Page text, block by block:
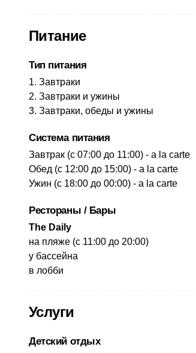
Питание
Тип питания
Завтраки
Завтраки и ужины
Завтраки, обеды и ужины
Система питания
​Завтрак (с 07:00 до 11:00) - a la carte
Обед (с 12:00 до 15:00) - a la carte
Ужин (с 18:00 до 00:00) - a la carte
Рестораны / Бары
​The Daily
​на пляже (с 11:00 до 20:00)
у бассейна
в лобби
Услуги
Детский отдых